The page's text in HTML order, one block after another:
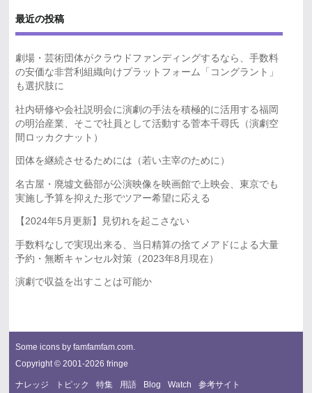
最近の投稿
劇場・芸術団体がクラウドファンディングするなら、手数料
の安価な非営利組織向けプラットフォーム「コングラント」
も選択肢に
社内研修や会社説明会に演劇の手法を積極的に活用する福岡
の明治産業、そこで社員として活動する菅本千尋氏（演劇空
間ロッカクナット）
団体を継続させるためには（若い主宰のために）
名古屋・廃墟文藝部が公演映像を映画館で上映会、東京でも
実施し予算を抑えた形でツアー希望に応える
【2024年5月更新】見切れを起こさない
手数料なしで実現出来る、当日精算の捨てメアドによる大量
予約・無断キャンセル対策（2023年8月現在）
演劇で収益を出すことは可能か
Some icons by famfamfam.com.
Copyright © 2001-2026 fringe
ナレッジ トピック 特集 用語 Blog Watch
参考サイト